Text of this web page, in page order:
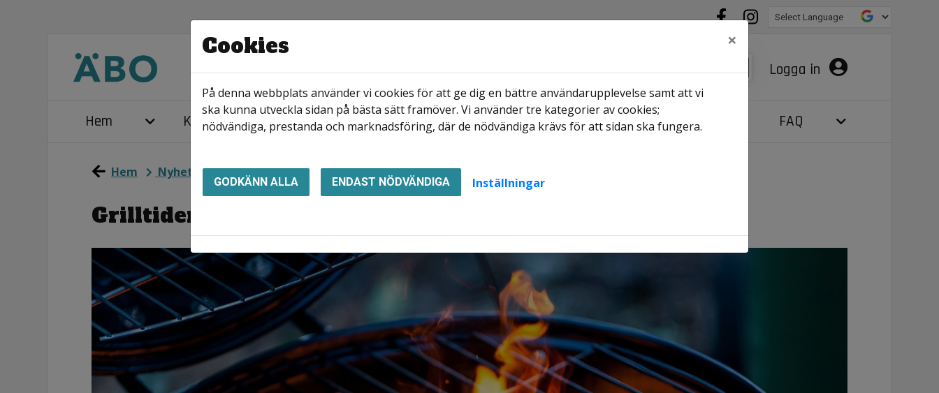
Logga in
Hem Kontakta oss Hyresgäst Mina sidor Ledigt just nu FAQ
Hem Nyhetsarkiv Grilltider - viktigt att tänka på.
Grilltider - viktigt att tänka på.
Cookies ×
På denna webbplats använder vi cookies för att ge dig en bättre användarupplevelse samt att vi
ska kunna utveckla sidan på bästa sätt framöver. Vi använder tre kategorier av cookies;
nödvändiga, prestanda och marknadsföring, där de nödvändiga krävs för att sidan ska fungera.
GODKÄNN ALLA ENDAST NÖDVÄNDIGA Inställningar